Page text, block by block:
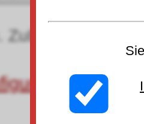
Zubehör DIN